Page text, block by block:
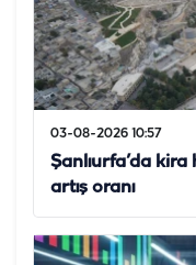
03-08-2026 10:57
Şanlıurfa’da
artış oranı